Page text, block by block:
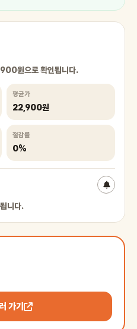
원으로 확인됩니다.
평균가
22,900원
절감률
0%
니다.
가기